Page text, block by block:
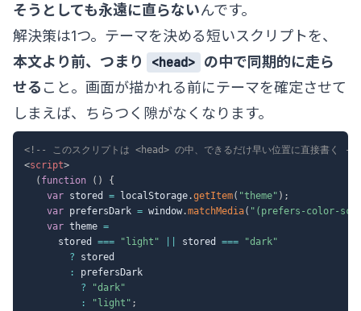
そうとしても永遠に直らないんです。
解決策は1つ。テーマを決める短いスクリプトを、
本文より前、つまり
<head> の中で同期的に走ら
せる こと。画面が描かれる前にテーマを確定させて
しまえば、ちらつく隙がなくなります。
<!-- このスクリプトは <head> の中、できるだけ早い位置に直接書く -->
<script>
( function ( )
{
var stored = localStorage.getItem( "theme" ) ;
var prefersDark = window.matchMedia( "(prefers-color-
var theme =
      stored
=== "light" stored ===
"dark"
? stored
:
prefersDark
?
"dark"
:
"light" ;